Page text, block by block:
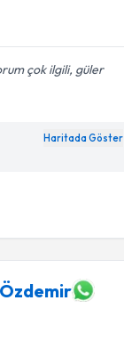
çok ilgili, güler
Haritada Göster